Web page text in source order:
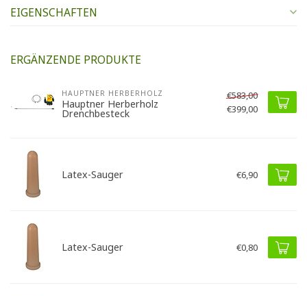
EIGENSCHAFTEN
ERGÄNZENDE PRODUKTE
HAUPTNER HERBERHOLZ
Hauptner Herberholz
Drenchbesteck
€583,00
€399,00
Latex-Sauger €6,90
Latex-Sauger €0,80